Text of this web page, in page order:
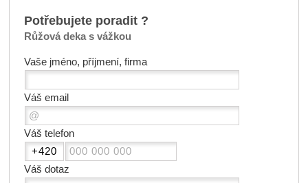
Potřebujete poradit ?
Růžová deka s vážkou
Vaše jméno, příjmení, firma
Váš email
Váš telefon
Váš dotaz